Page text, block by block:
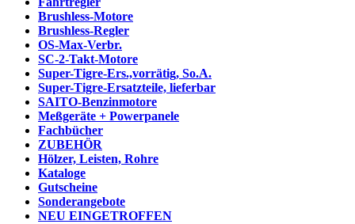
Brushless-Motore
Brushless-Regler
OS-Max-Verbr.
SC-2-Takt-Motore
Super-Tigre-Ers.,vorrätig, So.A.
Super-Tigre-Ersatzteile, lieferbar
SAITO-Benzinmotore
Meßgeräte + Powerpanele
Fachbücher
ZUBEHÖR
Hölzer, Leisten, Rohre
Kataloge
Gutscheine
Sonderangebote
NEU EINGETROFFEN